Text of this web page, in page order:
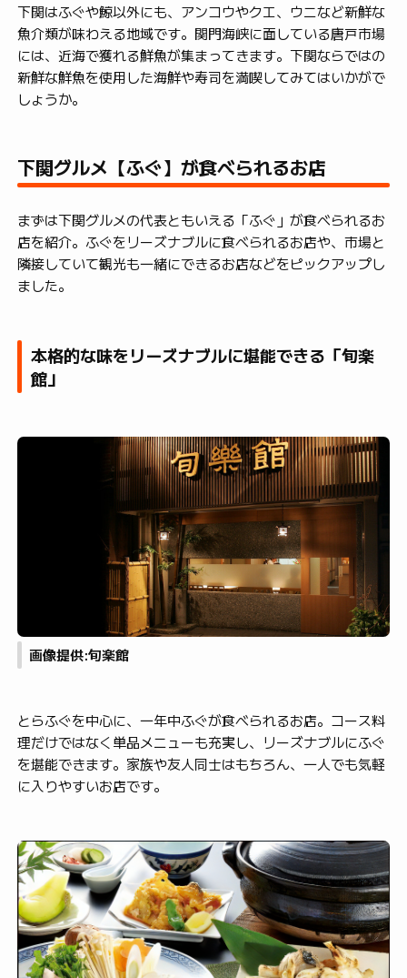
下関はふぐや鯨以外にも、アンコウやクエ、ウニなど新鮮な
魚介類が味わえる地域です。関門海峡に面している唐戸市場
には、近海で獲れる鮮魚が集まってきます。下関ならではの
新鮮な鮮魚を使用した海鮮や寿司を満喫してみてはいかがで
しょうか。
下関グルメ【ふぐ】が食べられるお店
まずは下関グルメの代表ともいえる「ふぐ」が食べられるお
店を紹介。ふぐをリーズナブルに食べられるお店や、市場と
隣接していて観光も一緒にできるお店などをピックアップし
ました。
本格的な味をリーズナブルに堪能できる「旬楽
館」
画像提供:旬楽館
とらふぐを中心に、一年中ふぐが食べられるお店。コース料
理だけではなく単品メニューも充実し、リーズナブルにふぐ
を堪能できます。家族や友人同士はもちろん、一人でも気軽
に入りやすいお店です。